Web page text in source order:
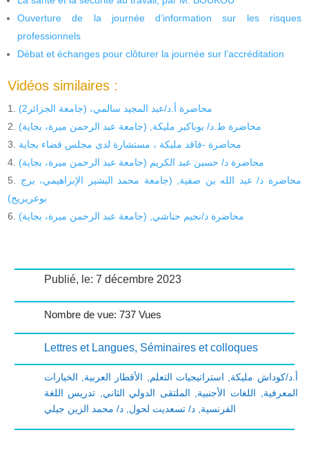
Ouverture de la journée d’information sur les risques
professionnels
Débat et échanges pour clôturer la journée sur l’accréditation
Vidéos similaires :
محاضرة أ.د/عبد المجيد سالمي، (جامعة الجزائر2)
محاضرة ط.د/ بوباكير مليكة, (جامعة عبد الرحمن ميرة، بجاية)
محاضرة -فاقد مليكة ، مستشارة لدى مجلس قضاء بجاية
محاضرة د/ حسين عبد الكريم (جامعة عبد الرحمن ميرة، بجاية)
محاضرة د/ عبد الله بن صفية, (جامعة محمد البشير الإبراهيمي، برج
بوعريريج)
محاضرة د/نجيم حناشي, (جامعة عبد الرحمن ميرة، بجاية)
Publié, le: 7 décembre 2023
Nombre de vue: 737 Vues
Lettres et Langues, Séminaires et colloques
أ.د/كوداش مليكة استراتيجيات التعلم الأقطار العربية
الخيارات
المعرفية
اللغات الأجنبية الملتقى الدولي الثاني
تدريس اللغة
الفرنسية ,د/ تسعديت لحول ,د/ محمد الزين جيلي